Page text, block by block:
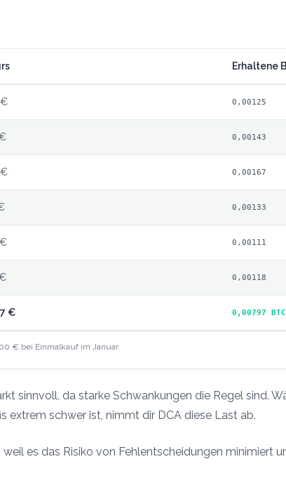
Erhaltene
0,00125
0,00143
0,00167
0,00133
0,00111
0,00118
€ 0,00797 BTC
€ bei Einmalkauf im Januar.
sinnvoll, da starke Schwankungen die Regel sind.
extrem schwer ist, nimmt dir DCA diese Last ab.
es das Risiko von Fehlentscheidungen minimiert